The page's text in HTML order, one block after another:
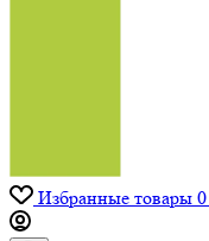
Избранные товары 0